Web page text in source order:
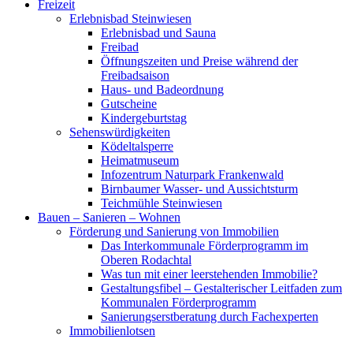
Freizeit
Erlebnisbad Steinwiesen
Erlebnisbad und Sauna
Freibad
Öffnungszeiten und Preise während der
Freibadsaison
Haus- und Badeordnung
Gutscheine
Kindergeburtstag
Sehenswürdigkeiten
Ködeltalsperre
Heimatmuseum
Infozentrum Naturpark Frankenwald
Birnbaumer Wasser- und Aussichtsturm
Teichmühle Steinwiesen
Bauen – Sanieren – Wohnen
Förderung und Sanierung von Immobilien
Das Interkommunale Förderprogramm im
Oberen Rodachtal
Was tun mit einer leerstehenden Immobilie?
Gestaltungsfibel – Gestalterischer Leitfaden zum
Kommunalen Förderprogramm
Sanierungserstberatung durch Fachexperten
Immobilienlotsen